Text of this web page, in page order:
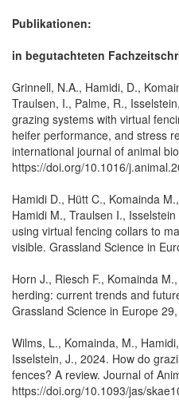
Publikationen:
in begutachteten
Grinnell, N.A., Hamidi, D.,
Traulsen, I., Palme, R.,
grazing systems with virtual
heifer performance, and stress
international journal of animal
https://doi.org/10.1016/
Hamidi D., Hütt C., Komainda
Hamidi M., Traulsen I.,
using virtual fencing collars to
visible. Grassland Science in
Horn J., Riesch F., Komainda
herding: current trends and
Grassland Science in Europe
Wilms, L., Komainda, M.,
Isselstein, J., 2024. How do
fences? A review. Journal of
https://doi.org/10.1093/jas/